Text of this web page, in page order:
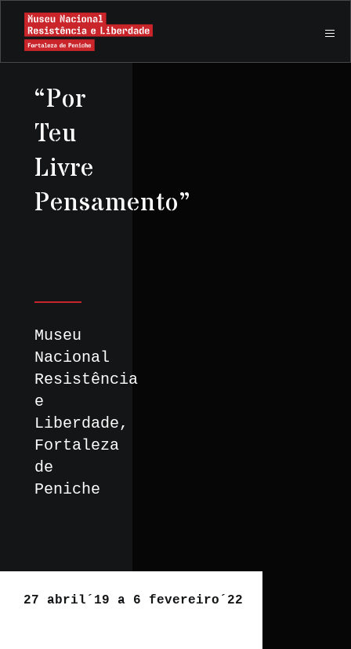
“Por
Teu
Livre
Pensamento”
Museu
Nacional
Resistência
e
Liberdade,
Fortaleza
de
Peniche
27 abril´19 a 6 fevereiro´22